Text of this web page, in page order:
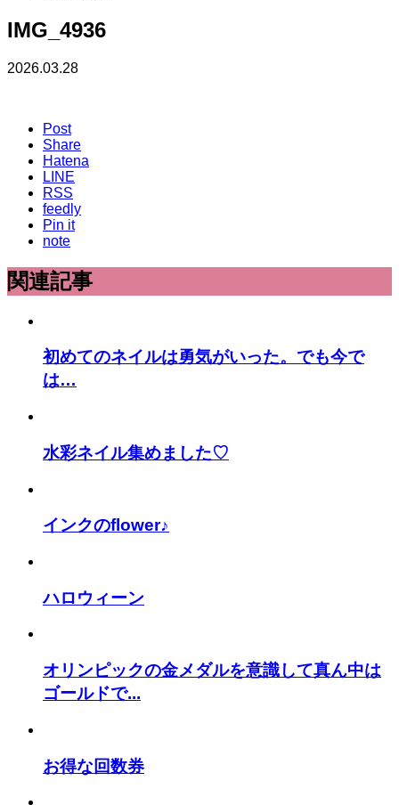
IMG_4936
2026.03.28
Post
Share
Hatena
LINE
RSS
feedly
Pin it
note
関連記事
初めてのネイルは勇気がいった。でも今で
は…
水彩ネイル集めました♡
インクのflower♪
ハロウィーン
オリンピックの金メダルを意識して真ん中は
ゴールドで...
お得な回数券